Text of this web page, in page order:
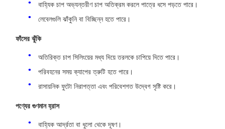
বাহ্যিক চাপ অভ্যন্তরীণ চাপ অতিক্রম করলে পাত্রে ধসে পড়তে পারে।
লেবেলগুলি ঝাঁকুনি বা বিচ্ছিন্ন হতে পারে।
ফাঁসের ঝুঁকি
অতিরিক্ত চাপ সিলিংয়ের মধ্য দিয়ে তরলকে চাপিয়ে দিতে পারে।
পরিবহনের সময় ক্যাপের ত্রুটি হতে পারে।
রাসায়নিক ফুটো নিরাপত্তা এবং পরিবেশগত উদ্বেগ সৃষ্টি করে।
পণ্যের গুণমান হ্রাস
বাহ্যিক আর্দ্রতা বা ধুলো থেকে দূষণ।